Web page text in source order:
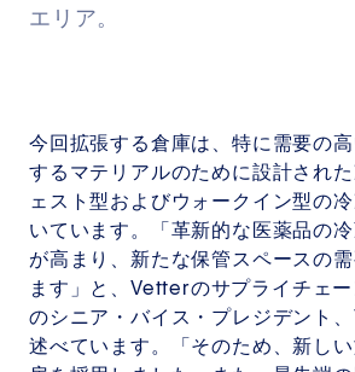
エリア。
今回拡張する倉庫は、特に需要の
するマテリアルのために設計され
ェスト型およびウォークイン型の
いています。「革新的な医薬品の
が高まり、新たな保管スペースの
ます」と、Vetterのサプライチェー
のシニア・バイス・プレジデント
述べています。「そのため、新し